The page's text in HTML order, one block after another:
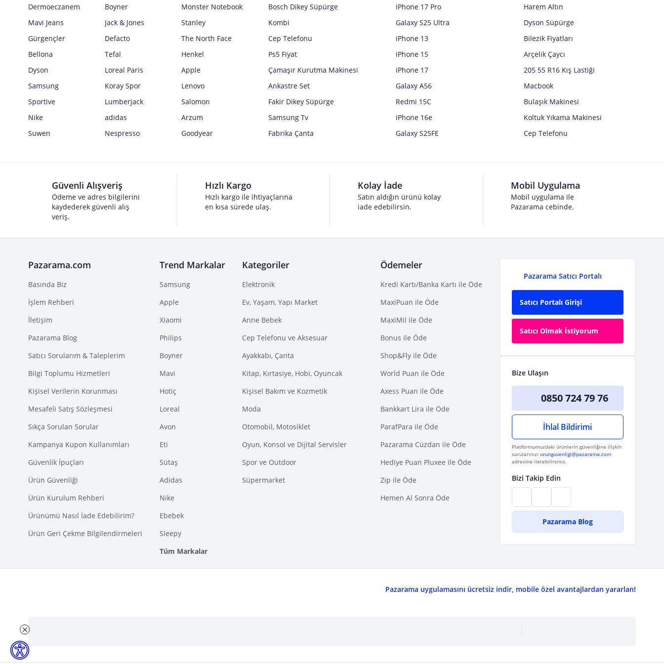
Dermoeczanem
Boyner
Monster Notebook
Mavi Jeans
Jack & Jones
Stanley
Gürgençler
Defacto
The North Face
Bellona
Tefal
Henkel
Dyson
Loreal Paris
Apple
Samsung
Koray Spor
Lenovo
Sportive
Lumberjack
Salomon
Nike
adidas
Arzum
Suwen
Nespresso Goodyear
Bosch Dikey Süpürge
Kombi
Cep Telefonu
Ps5 Fiyat
Çamaşır Kurutma Makinesi
Ankastre Set
Fakir Dikey Süpürge
Samsung Tv
Fabrika Çanta
iPhone 17 Pro
Galaxy S25 Ultra
iPhone 13
iPhone 15
iPhone 17
Galaxy A56
Redmi 15C
iPhone 16e
Galaxy S25FE
Harem Altın
Dyson Süpürge
Bilezik Fiyatları
Arçelik Çaycı
205 55 R16 Kış Lastiği
Macbook
Bulaşık Makinesi
Koltuk Yıkama Makinesi
Cep Telefonu
Güvenli Alışveriş
Ödeme ve adres bilgilerini
kaydederek güvenli alış
veriş.
Hızlı Kargo
Hızlı kargo ile ihtiyaçlarına
en kısa sürede ulaş.
Kolay İade
Satın aldığın ürünü kolay
iade edebilirsin.
Mobil Uygulama
Mobil uygulama ile
Pazarama cebinde.
Pazarama.com
Basında Biz
İşlem Rehberi
İletişim
Pazarama Blog
Satıcı Sorularım & Taleplerim
Bilgi Toplumu Hizmetleri
Kişisel Verilerin Korunması
Mesafeli Satış Sözleşmesi
Sıkça Sorulan Sorular
Kampanya Kupon Kullanımları
Güvenlik İpuçları
Ürün Güvenliği
Ürün Kurulum Rehberi
Ürünümü Nasıl İade Edebilirim?
Ürün Geri Çekme Bilgilendirmeleri
Trend Markalar
Samsung
Apple
Xiaomi
Philips
Boyner
Mavi
Hotiç
Loreal
Avon
Eti
Sütaş
Adidas
Nike
Ebebek
Sleepy
Tüm Markalar
Kategoriler
Elektronik
Ev, Yaşam, Yapı Market
Anne Bebek
Cep Telefonu ve Aksesuar
Ayakkabı, Çanta
Kitap, Kırtasiye, Hobi, Oyuncak
Kişisel Bakım ve Kozmetik
Moda
Otomobil, Motosiklet
Oyun, Konsol ve Dijital Servisler
Spor ve Outdoor
Süpermarket
Ödemeler
Kredi Kartı/Banka Kartı ile Öde
MaxiPuan ile Öde
MaxiMil ile Öde
Bonus ile Öde
Shop&Fly ile Öde
World Puan ile Öde
Axess Puan ile Öde
Bankkart Lira ile Öde
ParafPara ile Öde
Pazarama Cüzdan ile Öde
Hediye Puan Pluxee ile Öde
Zip ile Öde
Hemen Al Sonra Öde
Pazarama Satıcı Portalı
Satıcı Portalı Girişi
Satıcı Olmak İstiyorum
Bize Ulaşın
0850 724 79 76
İhlal Bildirimi
Platformumuzdaki ürünlerin güvenliğine ilişkin
sorularınızı urunguvenligi@pazarama.com
adresine iletebilirsiniz.
Bizi Takip Edin
Pazarama Blog
Pazarama uygulamasını ücretsiz indir, mobile özel avantajlardan yararlan!